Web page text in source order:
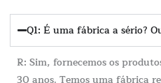
Q1: É uma fábrica a sério?
R: Sim, fornecemos os